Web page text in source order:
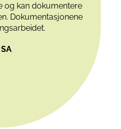
og kan dokumentere
Dokumentasjonene